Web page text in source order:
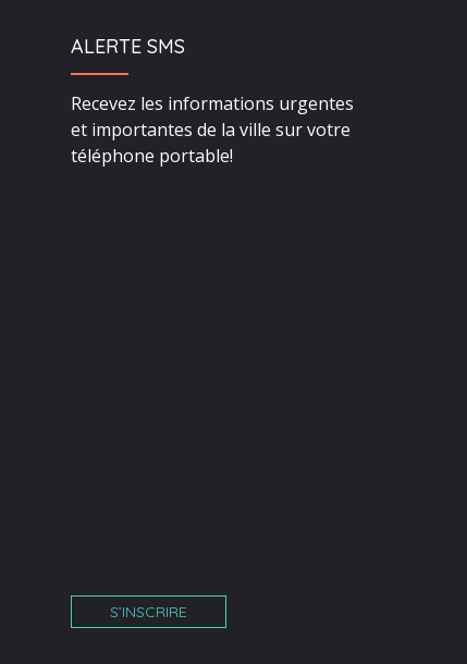
ALERTE SMS
Recevez les informations urgentes
et importantes de la ville sur votre
téléphone portable!
S’INSCRIRE